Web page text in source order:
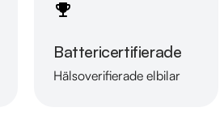
Battericertifierade
Hälsoverifierade elbilar